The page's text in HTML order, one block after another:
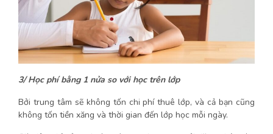
3/ Học phí bằng 1 nửa so với học trên lớp
Bởi trung tâm sẽ không tốn chi phí thuê lớp, và cả bạn cũng
không tốn tiền xăng và thời gian đến lớp học mỗi ngày.